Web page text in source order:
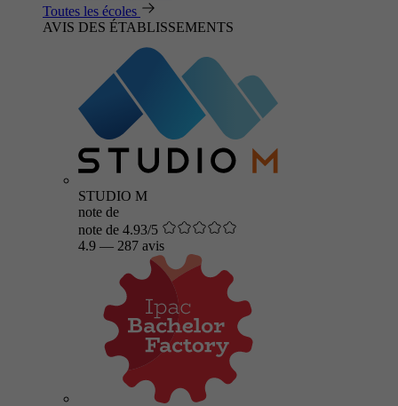
Toutes les écoles
AVIS DES ÉTABLISSEMENTS
STUDIO M
note de
note de 4.93/5
4.9 — 287 avis